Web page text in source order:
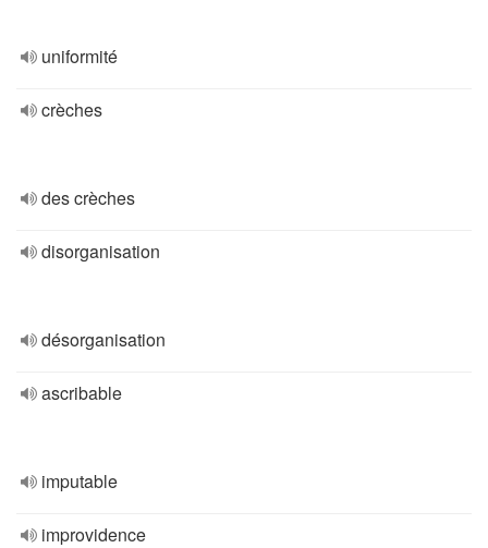
uniformité
crèches
des crèches
disorganisation
désorganisation
ascribable
imputable
improvidence